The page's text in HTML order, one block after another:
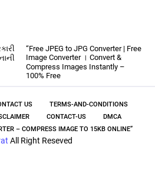
“Free JPEG to JPG Converter | Free
Image Converter । Convert &
Compress Images Instantly –
100% Free
US
TERMS-AND-CONDITIONS
CONTACT-US
DMCA
– COMPRESS IMAGE TO 15KB ONLINE”
All Right Reseved